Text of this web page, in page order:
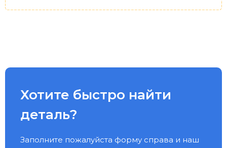
Хотите быстро найти
деталь?
Заполните пожалуйста форму справа и наш